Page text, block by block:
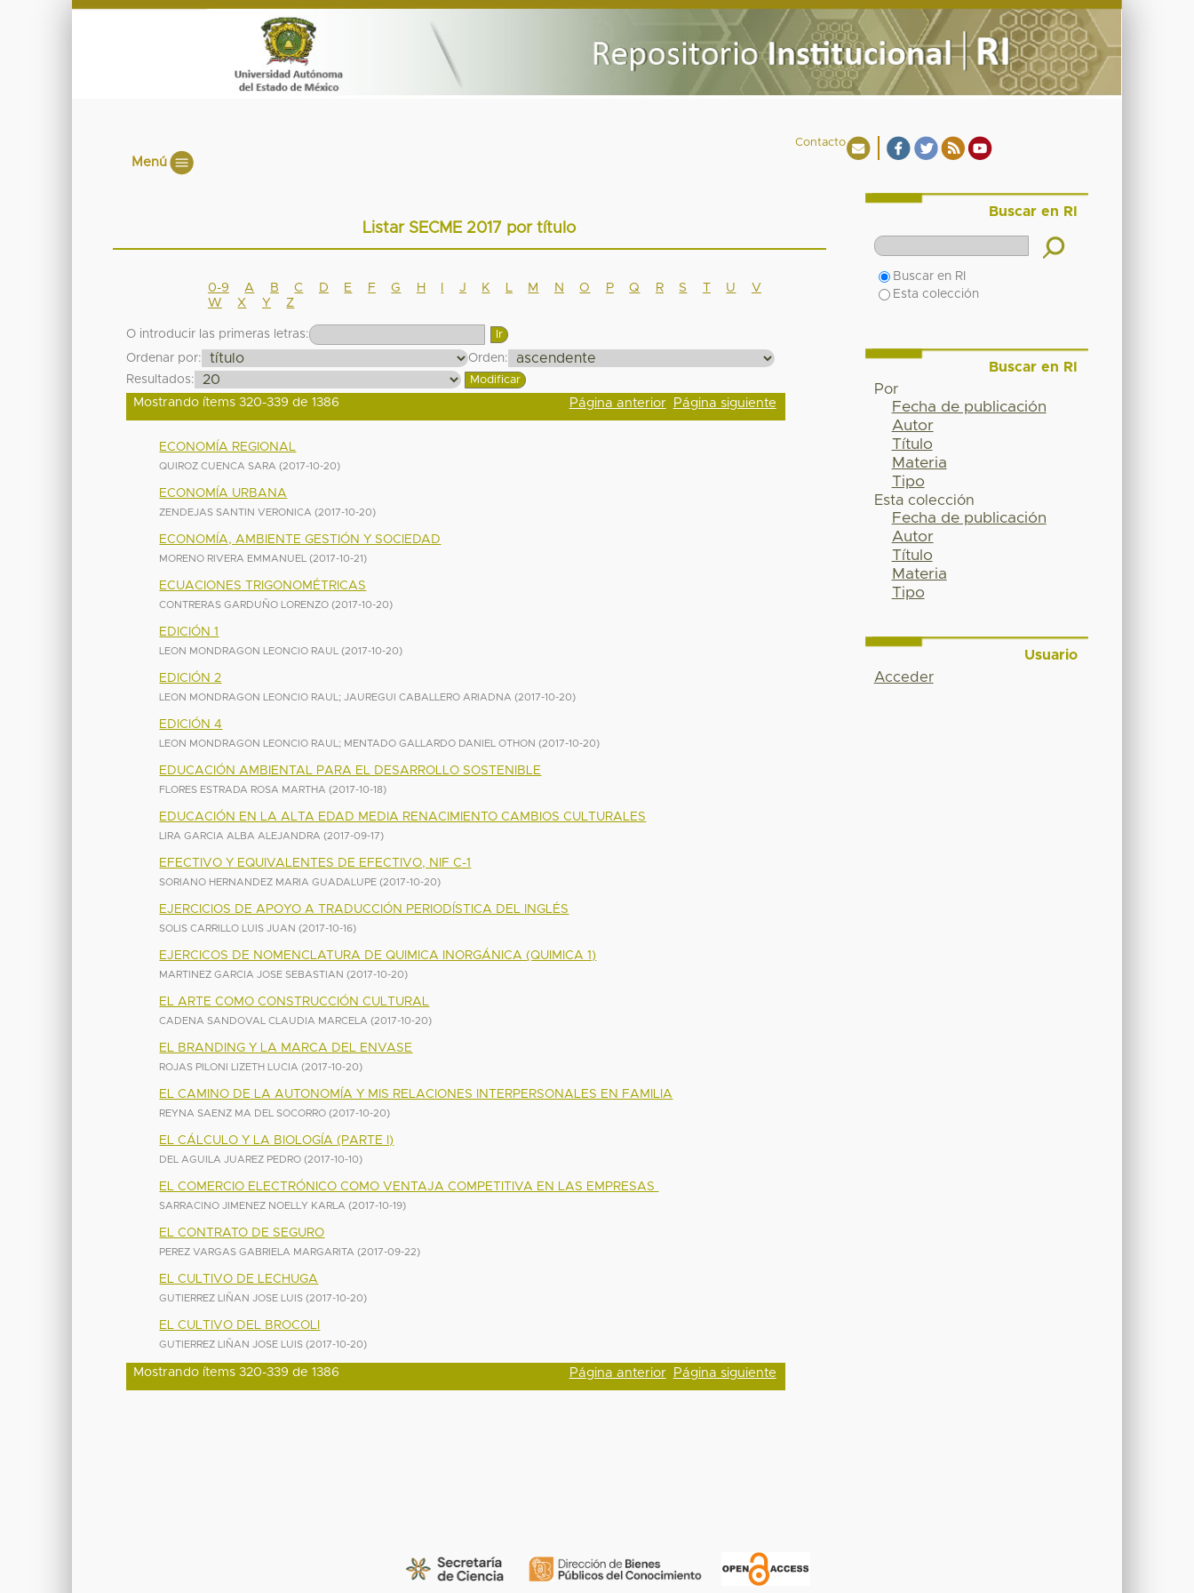
Contacto
Menú
Listar SECME 2017 por título
0-9 A B C D E F G H J K M N O P Q R S T U
V
W
X Y Z
O introducir las primeras letras:
Ordenar por:
Orden:
Resultados:
Mostrando ítems 320-339 de 1386
Página anterior Página siguiente
ECONOMÍA REGIONAL
QUIROZ CUENCA SARA (2017-10-20)
ECONOMÍA URBANA
ZENDEJAS SANTIN VERONICA (2017-10-20)
ECONOMÍA, AMBIENTE GESTIÓN Y SOCIEDAD
MORENO RIVERA EMMANUEL (2017-10-21)
ECUACIONES TRIGONOMÉTRICAS
CONTRERAS GARDUÑO LORENZO (2017-10-20)
EDICIÓN 1
LEON MONDRAGON LEONCIO RAUL (2017-10-20)
EDICIÓN 2
LEON MONDRAGON LEONCIO RAUL ;JAUREGUI CABALLERO ARIADNA (2017-10-20)
EDICIÓN 4
LEON MONDRAGON LEONCIO RAUL ; MENTADO GALLARDO DANIEL OTHON (2017-10-20)
EDUCACIÓN AMBIENTAL PARA EL DESARROLLO SOSTENIBLE
FLORES ESTRADA ROSA MARTHA (2017-10-18)
EDUCACIÓN EN LA ALTA EDAD MEDIA RENACIMIENTO CAMBIOS CULTURALES
LIRA GARCIA ALBA ALEJANDRA (2017-09-17)
EFECTIVO Y EQUIVALENTES DE EFECTIVO, NIF C-1
SORIANO HERNANDEZ MARIA GUADALUPE (2017-10-20)
EJERCICIOS DE APOYO A TRADUCCIÓN PERIODÍSTICA DEL INGLÉS
SOLIS CARRILLO LUIS JUAN (2017-10-16)
EJERCICOS DE NOMENCLATURA DE QUIMICA INORGÁNICA (QUIMICA 1)
MARTINEZ GARCIA JOSE SEBASTIAN (2017-10-20)
EL ARTE COMO CONSTRUCCIÓN CULTURAL
CADENA SANDOVAL CLAUDIA MARCELA (2017-10-20)
EL BRANDING Y LA MARCA DEL ENVASE
ROJAS PILONI LIZETH LUCIA (2017-10-20)
EL CAMINO DE LA AUTONOMÍA Y MIS RELACIONES INTERPERSONALES EN FAMILIA
REYNA SAENZ MA DEL SOCORRO (2017-10-20)
EL CÁLCULO Y LA BIOLOGÍA (PARTE I)
DEL AGUILA JUAREZ PEDRO (2017-10-10)
EL COMERCIO ELECTRÓNICO COMO VENTAJA COMPETITIVA EN LAS EMPRESAS
SARRACINO JIMENEZ NOELLY KARLA (2017-10-19)
EL CONTRATO DE SEGURO
PEREZ VARGAS GABRIELA MARGARITA (2017-09-22)
EL CULTIVO DE LECHUGA
GUTIERREZ LIÑAN JOSE LUIS (2017-10-20)
EL CULTIVO DEL BROCOLI
GUTIERREZ LIÑAN JOSE LUIS (2017-10-20)
Mostrando ítems 320-339 de 1386 Página anterior Página siguiente
Buscar en RI
Buscar en RI
Esta colección
Buscar en RI
Por
Fecha de publicación
Autor
Título
Materia
Tipo
Esta colección
Fecha de publicación
Autor
Título
Materia
Tipo
Usuario
Acceder